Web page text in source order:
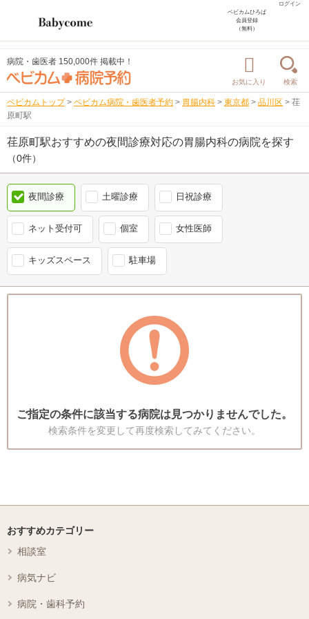
ログイン
ベビカムひろば
会員登録
（無料）
病院・歯医者 150,000件 掲載中！
お気に入り 検索
ベビカムトップ > ベビカム病院・歯医者予約 > 胃腸内科 > 東京都 > 品川区 > 荏
原町駅
荏原町駅おすすめの夜間診療対応の胃腸内科の病院を探す
（0件）
夜間診療 土曜診療 日祝診療
ネット受付可 個室 女性医師
キッズスペース 駐車場
ご指定の条件に該当する病院は見つかりませんでした。
検索条件を変更して再度検索してみてください。
おすすめカテゴリー
相談室
病気ナビ
病院・歯科予約